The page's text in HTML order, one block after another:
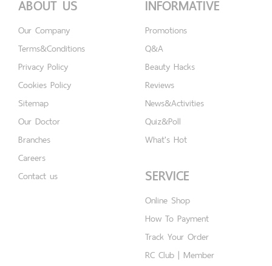
ABOUT US
Our Company
Terms&Conditions
Privacy Policy
Cookies Policy
Sitemap
Our Doctor
Branches
Careers
Contact us
INFORMATIVE
Promotions
Q&A
Beauty Hacks
Reviews
News&Activities
Quiz&Poll
What's Hot
SERVICE
Online Shop
How To Payment
Track Your Order
RC Club | Member